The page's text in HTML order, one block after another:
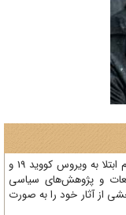
با توجه به نیاز به تداوم مراقبت‌های بهداشتی برای عدم ابتلا به ویروس کووید 19 و
و پژوهش‌های سیاسی
آثار خود را به صورت